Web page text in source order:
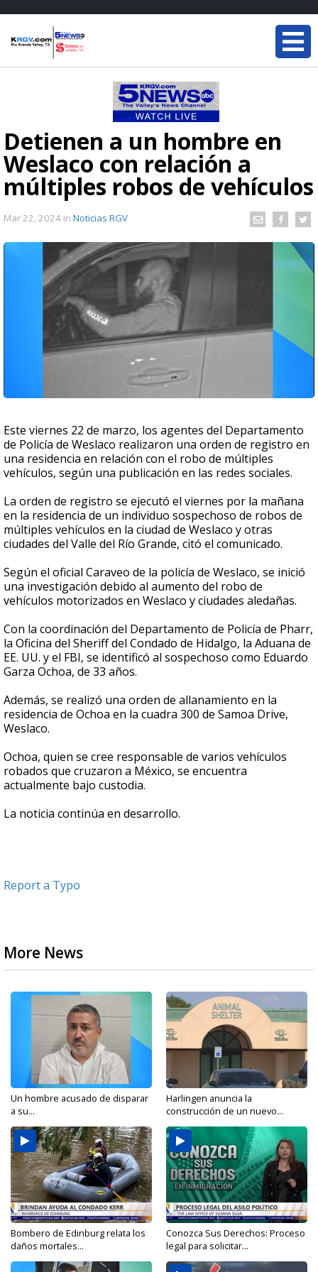
Detienen a un hombre en
Weslaco con relación a
múltiples robos de vehículos
Mar 22, 2024 in Noticias RGV
Este viernes 22 de marzo, los agentes del Departamento
de Policía de Weslaco realizaron una orden de registro en
una residencia en relación con el robo de múltiples
vehículos, según una publicación en las redes sociales.
La orden de registro se ejecutó el viernes por la mañana
en la residencia de un individuo sospechoso de robos de
múltiples vehículos en la ciudad de Weslaco y otras
ciudades del Valle del Río Grande, citó el comunicado.
Según el oficial Caraveo de la policía de Weslaco, se inició
una investigación debido al aumento del robo de
vehículos motorizados en Weslaco y ciudades aledañas.
Con la coordinación del Departamento de Policía de Pharr,
la Oficina del Sheriff del Condado de Hidalgo, la Aduana de
EE. UU. y el FBI, se identificó al sospechoso como Eduardo
Garza Ochoa, de 33 años.
Además, se realizó una orden de allanamiento en la
residencia de Ochoa en la cuadra 300 de Samoa Drive,
Weslaco.
Ochoa, quien se cree responsable de varios vehículos
robados que cruzaron a México, se encuentra
actualmente bajo custodia.
La noticia continúa en desarrollo.
Report a Typo
More News
Un hombre acusado de disparar
a su...
Harlingen anuncia la
construcción de un nuevo...
Bombero de Edinburg relata los
daños mortales...
Conozca Sus Derechos: Proceso
legal para solicitar...